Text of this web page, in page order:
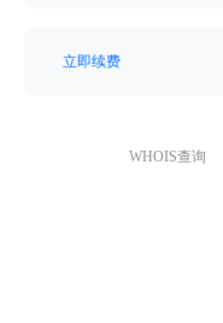
立即续费
WHOIS查询